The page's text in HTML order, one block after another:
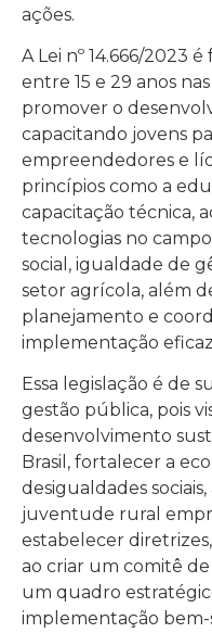
ações.
A Lei nº 14.666/2023
entre 15 e 29 anos
promover o
capacitando jovens
empreendedores e
princípios como a
capacitação técnica,
tecnologias no
social, igualdade de
setor agrícola, além
planejamento e
implementação eficaz
Essa legislação é de
gestão pública, pois
desenvolvimento
Brasil, fortalecer a
desigualdades
juventude rural
estabelecer
ao criar um comitê
um quadro
implementação